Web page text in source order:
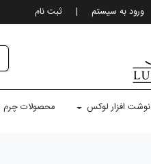
ورود به سيستم | ثبت نام
نوشت افزار لوکس محصولات چرم